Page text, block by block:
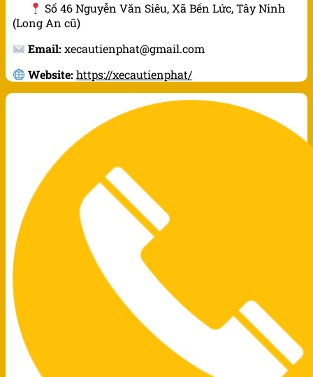
Số 46 Nguyễn Văn Siêu, Xã Bến Lức, Tây Ninh
(Long An cũ)
Email:xecautienphat@gmail.com
Website:https://xecautienphat/